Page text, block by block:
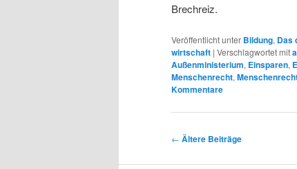
Brechreiz.
Veröffentlicht unter Bildung, Das
wirtschaft | Verschlagwortet mit
Außenministerium, Einsparen,
Menschenrecht,
Kommentare
Beitrags-
← Ältere Beiträge